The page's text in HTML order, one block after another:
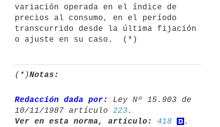
variación operada en el índice de
precios al consumo, en el período
transcurrido desde la última fijación
(*)Notas:
Redacción dada por:
Ley Nº 15.903 de
10/11/1987 artículo 223
Ver en esta norma, artículo:
418